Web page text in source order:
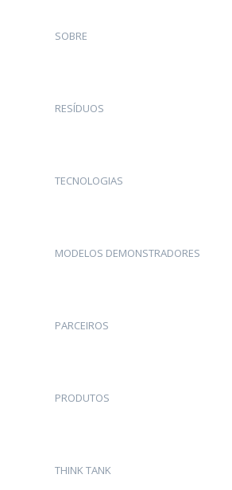
SOBRE
RESÍDUOS
TECNOLOGIAS
MODELOS DEMONSTRADORES
PARCEIROS
PRODUTOS
THINK TANK